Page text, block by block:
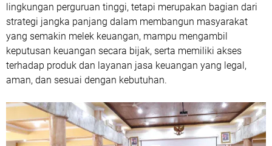
lingkungan perguruan tinggi, tetapi merupakan bagian dari
strategi jangka panjang dalam membangun masyarakat
yang semakin melek keuangan, mampu mengambil
keputusan keuangan secara bijak, serta memiliki akses
terhadap produk dan layanan jasa keuangan yang legal,
aman, dan sesuai dengan kebutuhan.